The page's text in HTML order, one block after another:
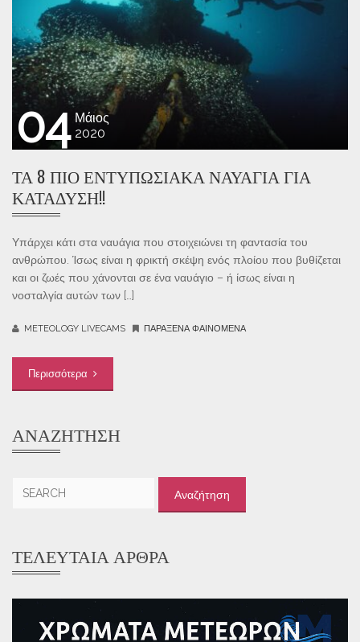
04 Μάιος
2020
ΤΑ 8 ΠΙΟ ΕΝΤΥΠΩΣΙΑΚΆ ΝΑΥΆΓΙΑ ΓΙΑ
ΚΑΤΆΔΥΣΗ!!
Υπάρχει κάτι στα ναυάγια που στοιχειώνει τη φαντασία του
ανθρώπου. Ίσως είναι η φρικτή σκέψη ενός πλοίου που βυθίζεται
και οι ζωές που χάνονται σε ένα ναυάγιο – ή ίσως είναι η
νοσταλγία αυτών των […]
METEOLOGY LIVECAMS ΠΑΡΆΞΕΝΑ ΦΑΙΝΌΜΕΝΑ
Περισσότερα
ΑΝΑΖΉΤΗΣΗ
ΤΕΛΕΥΤΑΊΑ ΆΡΘΡΑ